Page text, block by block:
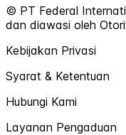
© PT Federal
dan diawasi oleh
Kebijakan Privasi
Syarat & Ketentuan
Hubungi Kami
Layanan Pengaduan